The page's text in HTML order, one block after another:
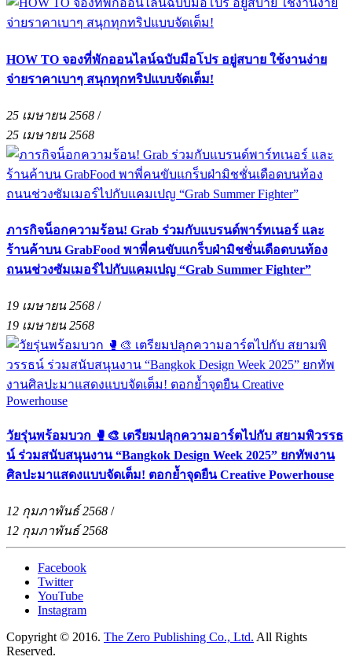
HOW TO จองที่พักออนไลน์ฉบับมือโปร อยู่สบาย ใช้งานง่าย
จ่ายราคาเบาๆ สนุกทุกทริปแบบจัดเต็ม!
25 เมษายน 2568 /
25 เมษายน 2568
ภารกิจน็อกความร้อน! Grab ร่วมกับแบรนด์พาร์ทเนอร์ และ
ร้านค้าบน GrabFood พาพี่คนขับแกร็บฝ่ามิชชั่นเดือดบนท้อง
ถนนช่วงซัมเมอร์ไปกับแคมเปญ “Grab Summer Fighter”
19 เมษายน 2568 /
19 เมษายน 2568
วัยรุ่นพร้อมบวก 🥊🎨 เตรียมปลุกความอาร์ตไปกับ สยามพิวรรธ
น์ ร่วมสนับสนุนงาน “Bangkok Design Week 2025” ยกทัพงาน
ศิลปะมาแสดงแบบจัดเต็ม! ตอกย้ำจุดยืน Creative Powerhouse
12 กุมภาพันธ์ 2568 /
12 กุมภาพันธ์ 2568
Facebook
Twitter
YouTube
Instagram
Copyright © 2016. The Zero Publishing Co., Ltd. All Rights
Reserved.